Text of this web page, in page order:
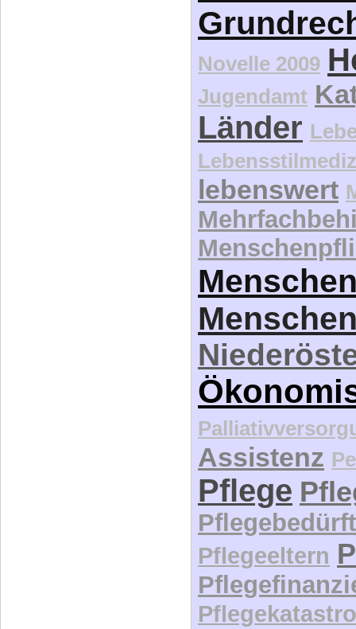
Novelle 2009
Jugendamt
Länder
lebenswert
Assistenz
Pflege
Pflegeeltern